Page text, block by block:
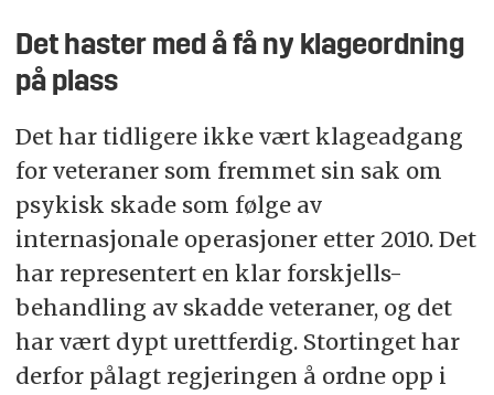
Det haster med å få ny klageordning
på plass
Det har tidligere ikke vært klageadgang
for veteraner som fremmet sin sak om
psykisk skade som følge av
internasjonale operasjoner etter 2010. Det
har representert en klar forskjells-
behandling av skadde veteraner, og det
har vært dypt urettferdig. Stortinget har
derfor pålagt regjeringen å ordne opp i